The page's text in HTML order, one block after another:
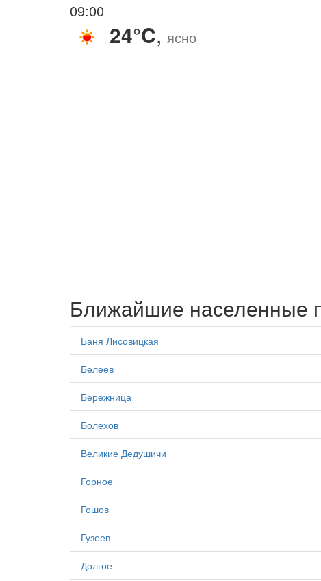
09:00
24°C, ясно
Ближайшие населенные
Баня Лисовицкая
Белеев
Бережница
Болехов
Великие Дедушичи
Горное
Гошов
Гузеев
Долгое